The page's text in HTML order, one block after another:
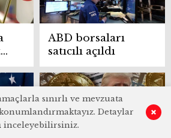
ABD borsaları
satıcılı açıldı
sınırlı ve mevzuata
Detaylar
inceleyebilirsiniz.